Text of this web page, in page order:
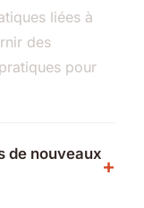
liées à
des
pour
de nouveaux